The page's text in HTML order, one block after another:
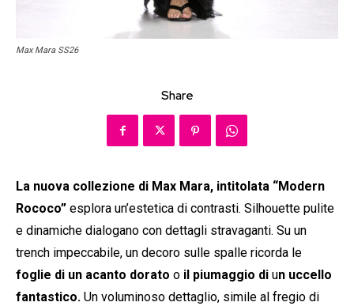
Max Mara SS26
Share
La nuova collezione di Max Mara, intitolata “Modern
Rococo” esplora un’estetica di contrasti. Silhouette pulite
e dinamiche dialogano con dettagli stravaganti. Su un
trench impeccabile, un decoro sulle spalle ricorda le
foglie di un acanto dorato o il piumaggio di un uccello
fantastico. Un voluminoso dettaglio, simile al fregio di